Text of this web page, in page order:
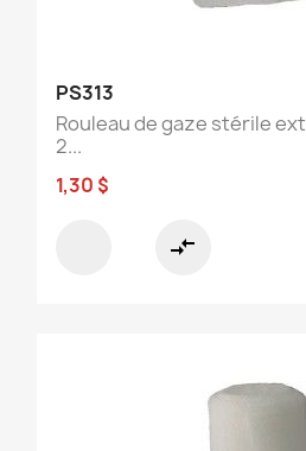
PS313
Rouleau de gaze stérile
2...
1,30 $
compare_arrows